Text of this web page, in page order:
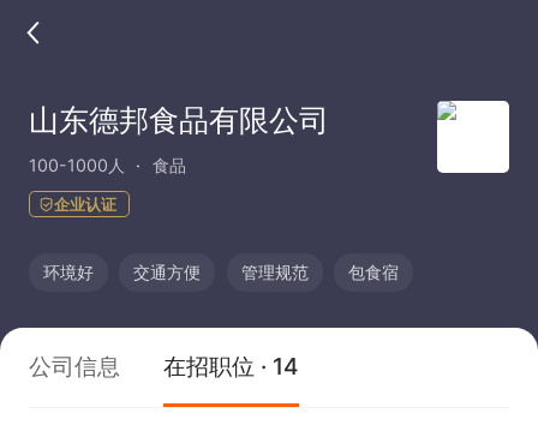
山东德邦食品有限公司
100-1000人 食品
企业认证
环境好 交通方便 管理规范 包食宿
公司信息 在招职位 · 14